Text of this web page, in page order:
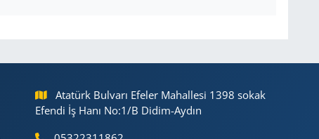
Atatürk Bulvarı Efeler Mahallesi 1398 sokak
Efendi İş Hanı No:1/B Didim-Aydın